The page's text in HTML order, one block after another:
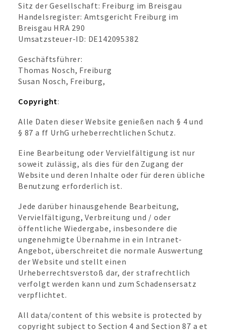
Sitz der Gesellschaft: Freiburg im Breisgau
Handelsregister: Amtsgericht Freiburg im
Breisgau HRA 290
Umsatzsteuer-ID: DE142095382
Geschäftsführer:
Thomas Nosch, Freiburg
Susan Nosch, Freiburg,
Copyright:
Alle Daten dieser Website genießen nach § 4 und
§ 87 a ff UrhG urheberrechtlichen Schutz.
Eine Bearbeitung oder Vervielfältigung ist nur
soweit zulässig, als dies für den Zugang der
Website und deren Inhalte oder für deren übliche
Benutzung erforderlich ist.
Jede darüber hinausgehende Bearbeitung,
Vervielfältigung, Verbreitung und / oder
öffentliche Wiedergabe, insbesondere die
ungenehmigte Übernahme in ein Intranet-
Angebot, überschreitet die normale Auswertung
der Website und stellt einen
Urheberrechtsverstoß dar, der strafrechtlich
verfolgt werden kann und zum Schadensersatz
verpflichtet.
All data/content of this website is protected by
copyright subject to Section 4 and Section 87 a et